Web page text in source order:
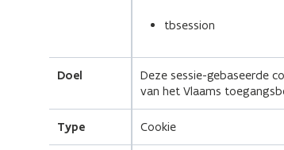
tbsession
Doel
Deze sessie-gebaseerde
van het Vlaams
Type Cookie